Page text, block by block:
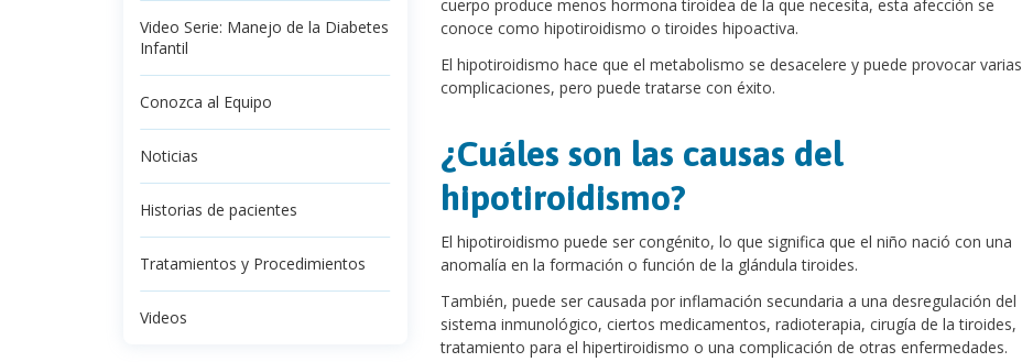
Video Serie: Manejo de la Diabetes
Infantil
Conozca al Equipo
Noticias
Historias de pacientes
Tratamientos y Procedimientos
Videos
cuerpo produce menos hormona tiroidea de la que necesita, esta afección se
conoce como hipotiroidismo o tiroides hipoactiva.
El hipotiroidismo hace que el metabolismo se desacelere y puede provocar varias
complicaciones, pero puede tratarse con éxito.
¿Cuáles son las causas del
hipotiroidismo?
El hipotiroidismo puede ser congénito, lo que significa que el niño nació con una
anomalía en la formación o función de la glándula tiroides.
También, puede ser causada por inflamación secundaria a una desregulación del
sistema inmunológico, ciertos medicamentos, radioterapia, cirugía de la tiroides,
tratamiento para el hipertiroidismo o una complicación de otras enfermedades.